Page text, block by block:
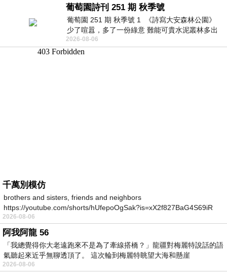
葡萄園詩刊 251 期 秋季號
葡萄園 251 期 秋季號 1 《詩寫大安森林公園》
少了喧囂，多了一份綠意 難能可貴水泥叢林多出
一
2026-08-06
千萬別模仿
brothers and sisters, friends and neighbors
https://youtube.com/shorts/hUfepoOgSak?is=xX2f827BaG4S69iR
https
2026-08-06
阿我阿龍 56
「我總覺得你大老遠跑來不是為了牽線搭橋？」龍疆對梅麗特說話的語
氣聽起來近乎無聊透頂了。 這次輪到梅麗特眺望大海和懸崖
2026-08-06